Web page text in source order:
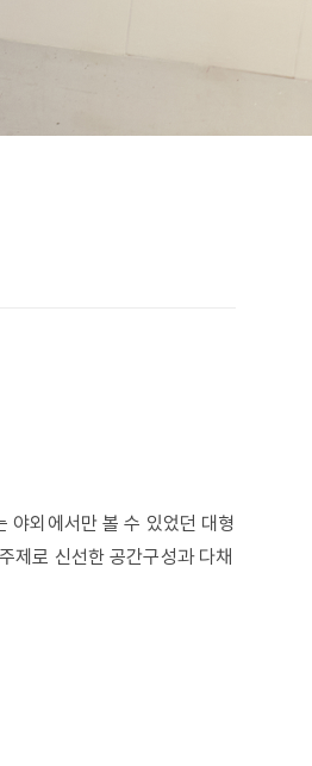
야외에서만 볼 수 있었던 대형
제로 신선한 공간구성과 다채